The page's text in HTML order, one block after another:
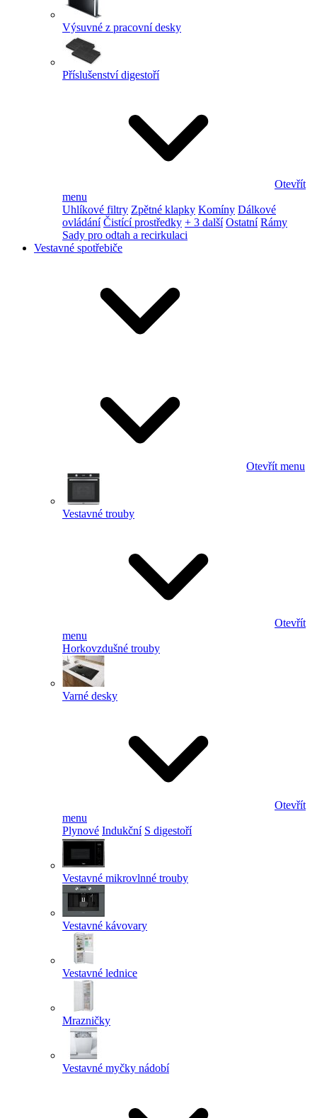
Výsuvné z pracovní desky
Příslušenství digestoří
Otevřít
menu
Uhlíkové filtry Zpětné klapky Komíny Dálkové
ovládání Čistící prostředky + 3 další Ostatní Rámy
Sady pro odtah a recirkulaci
Vestavné spotřebiče
Otevřít menu
Vestavné trouby
Otevřít
menu
Horkovzdušné trouby
Varné desky
Otevřít
menu
Plynové Indukční S digestoří
Vestavné mikrovlnné trouby
Vestavné kávovary
Vestavné lednice
Mrazničky
Vestavné myčky nádobí